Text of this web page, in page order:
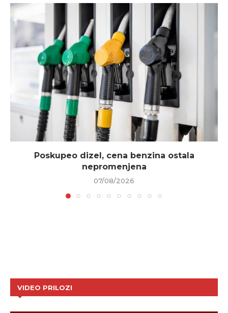
Poskupeo dizel, cena benzina ostala
nepromenjena
07/08/2026
VIDEO PRILOZI